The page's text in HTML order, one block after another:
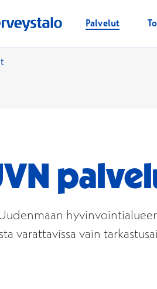
Palvelut
varattavissa vain